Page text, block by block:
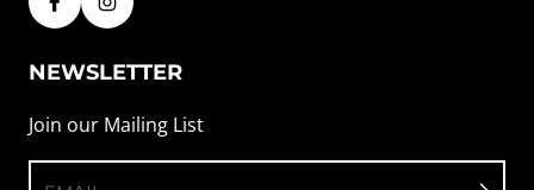
NEWSLETTER
Join our Mailing List